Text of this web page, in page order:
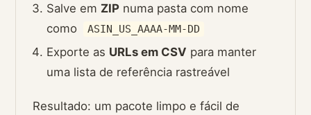
Salve em ZIP numa pasta com nome
como
ASIN_US_AAAA-MM-DD
Exporte as URLs em CSV para manter
uma lista de referência rastreável
Resultado: um pacote limpo e fácil de